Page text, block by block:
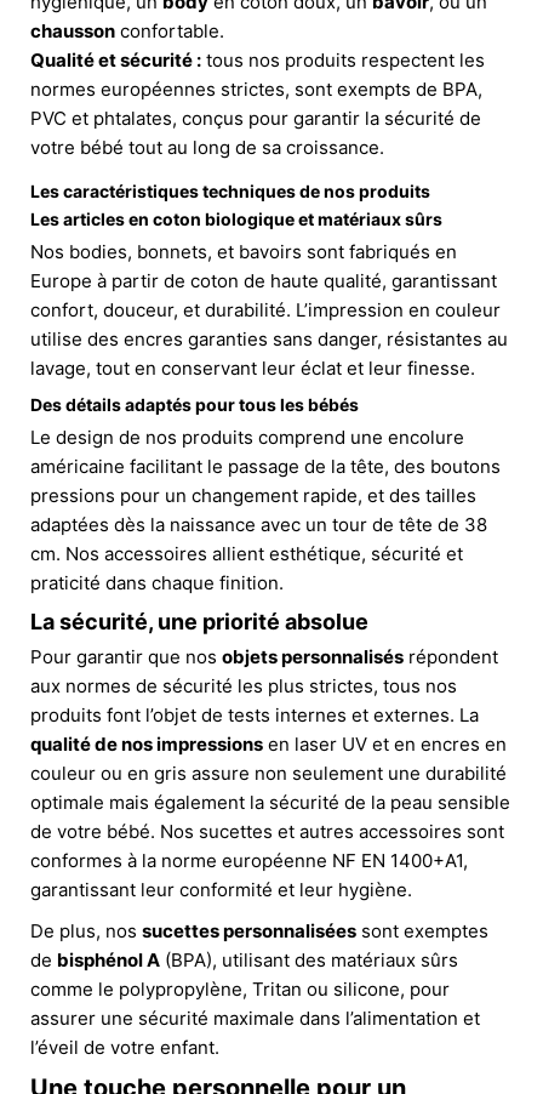
chausson confortable.
Qualité et sécurité : tous nos produits respectent les
normes européennes strictes, sont exempts de BPA,
PVC et phtalates, conçus pour garantir la sécurité de
votre bébé tout au long de sa croissance.
Les caractéristiques techniques de nos produits
Les articles en coton biologique et matériaux sûrs
Nos bodies, bonnets, et bavoirs sont fabriqués en
Europe à partir de coton de haute qualité, garantissant
confort, douceur, et durabilité. L’impression en couleur
utilise des encres garanties sans danger, résistantes au
lavage, tout en conservant leur éclat et leur finesse.
Des détails adaptés pour tous les bébés
Le design de nos produits comprend une encolure
américaine facilitant le passage de la tête, des boutons
pressions pour un changement rapide, et des tailles
adaptées dès la naissance avec un tour de tête de 38
cm. Nos accessoires allient esthétique, sécurité et
praticité dans chaque finition.
La sécurité, une priorité absolue
Pour garantir que nos objets personnalisés répondent
aux normes de sécurité les plus strictes, tous nos
produits font l’objet de tests internes et externes. La
qualité de nos impressions en laser UV et en encres en
couleur ou en gris assure non seulement une durabilité
optimale mais également la sécurité de la peau sensible
de votre bébé. Nos sucettes et autres accessoires sont
conformes à la norme européenne NF EN 1400+A1,
garantissant leur conformité et leur hygiène.
De plus, nos sucettes personnalisées sont exemptes
de bisphénol A (BPA), utilisant des matériaux sûrs
comme le polypropylène, Tritan ou silicone, pour
assurer une sécurité maximale dans l’alimentation et
l’éveil de votre enfant.
Une touche personnelle pour un